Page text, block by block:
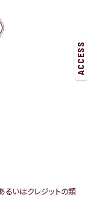
ACCESS
るいはクレジットの類